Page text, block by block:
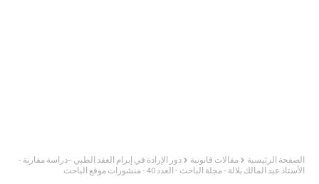
الصفحة الرئيسية مقالات قانونية
دور الإرادة في إبرام العقد الطبي –دراسة مقارنة -
الأستاذ عبد المالك بلالة - مجلة الباحث - العدد 40 - منشورات موقع الباحث